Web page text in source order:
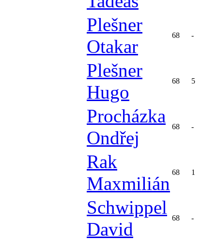
Plešner
Otakar
68 -
Plešner
Hugo
68 5
Procházka
Ondřej
68 -
Rak
Maxmilián
68 1
Schwippel
David
68 -